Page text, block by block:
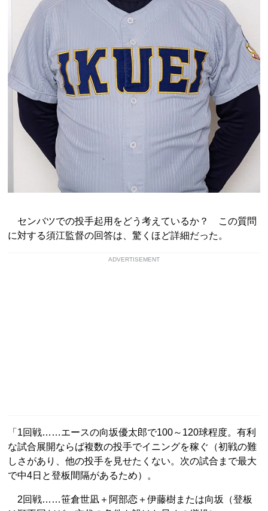
センバツでの投手起用をどう考えているか？ この質問
に対する須江監督の回答は、驚くほど詳細だった。
ADVERTISEMENT
「1回戦……エースの向坂優太郎で100～120球程度。有利
な試合展開ならば複数の投手でイニングを稼ぐ（初戦の難
しさがあり、他の投手を見せたくない。次の試合まで最大
で中4日と登板間隔があるため）。
2回戦……笹倉世凪＋阿部恋＋伊藤樹または向坂（登板